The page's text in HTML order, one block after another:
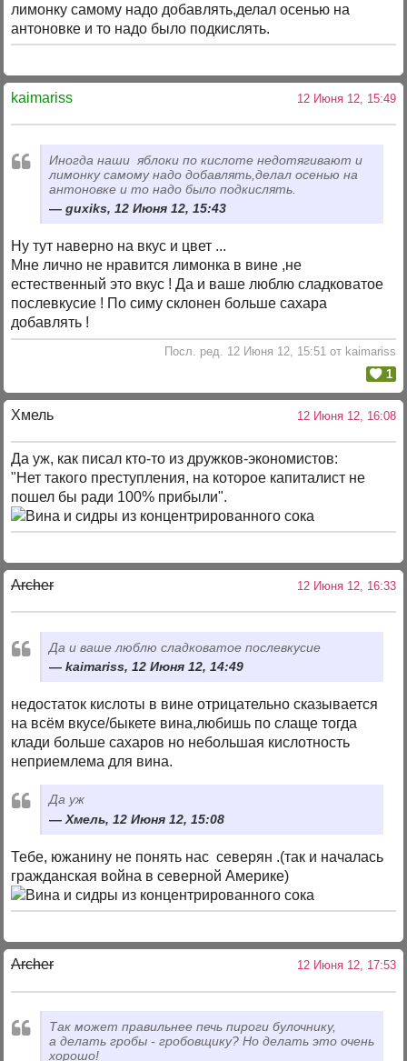
лимонку самому надо добавлять,делал осенью на
антоновке и то надо было подкислять.
kaimariss 12 Июня 12, 15:49
Иногда наши яблоки по кислоте недотягивают и
лимонку самому надо добавлять,делал осенью на
антоновке и то надо было подкислять.
guxiks, 12 Июня 12, 15:43
Ну тут наверно на вкус и цвет ...
Мне лично не нравится лимонка в вине ,не
естественный это вкус ! Да и ваше люблю сладковатое
послевкусие ! По симу склонен больше сахара
добавлять !
Посл. ред. 12 Июня 12, 15:51 от kaimariss
1
Хмель 12 Июня 12, 16:08
Да уж, как писал кто-то из дружков-экономистов:
"Нет такого преступления, на которое капиталист не
пошел бы ради 100% прибыли".
Archer 12 Июня 12, 16:33
Да и ваше люблю сладковатое послевкусие
kaimariss, 12 Июня 12, 14:49
недостаток кислоты в вине отрицательно сказывается
на всём вкусе/быкете вина,любишь по слаще тогда
клади больше сахаров но небольшая кислотность
неприемлема для вина.
Да уж
Хмель, 12 Июня 12, 15:08
Тебе, южанину не понять нас северян .(так и началась
гражданская война в северной Америке)
Archer 12 Июня 12, 17:53
Так может правильнее печь пироги булочнику,
а делать гробы - гробовщику? Но делать это очень
хорошо!